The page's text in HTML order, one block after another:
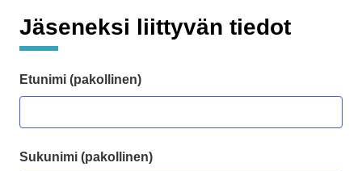
Jäseneksi liittyvän tiedot
Etunimi (pakollinen)
Sukunimi (pakollinen)